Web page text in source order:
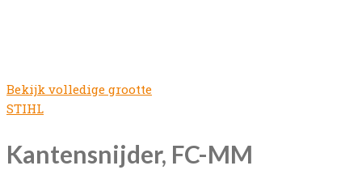
Bekijk volledige grootte
STIHL
Kantensnijder, FC-MM